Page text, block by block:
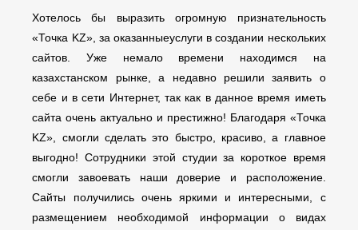
Хотелось бы выразить огромную признательность
«Точка KZ», за оказанныеуслуги в создании нескольких
сайтов. Уже немало времени находимся на
казахстанском рынке, а недавно решили заявить о
себе и в сети Интернет, так как в данное время иметь
сайта очень актуально и престижно! Благодаря «Точка
KZ», смогли сделать это быстро, красиво, а главное
выгодно! Сотрудники этой студии за короткое время
смогли завоевать наши доверие и расположение.
Сайты получились очень яркими и интересными, с
размещением необходимой информации о видах